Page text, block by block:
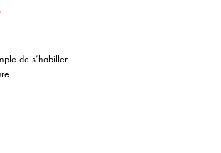
de s’habiller